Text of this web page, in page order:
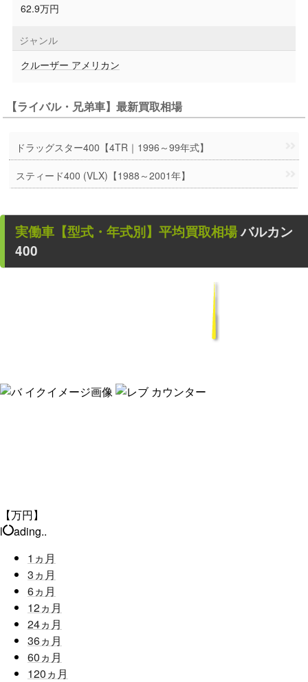
62.9万円
ジャンル
クルーザー アメリカン
【ライバル・兄弟車】最新買取相場
ドラッグスター400【4TR｜1996～99年式】
スティード400 (VLX)【1988～2001年】
実働車 【型式・年式別】平均買取相場バルカン
400
【万円】
l
ading..
1 ヵ月
3ヵ月
6ヵ月
12ヵ月
24ヵ月
36ヵ月
60ヵ月
120ヵ月